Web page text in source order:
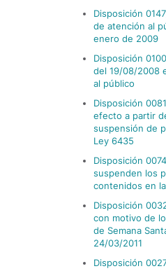
Disposición
de atención al
enero de 2009
Disposición
del 19/08/2008
al público
Disposición
efecto a partir
suspensión de
Ley 6435
Disposición
suspenden los
contenidos en
Disposición
con motivo de
de Semana
24/03/2011
Disposición